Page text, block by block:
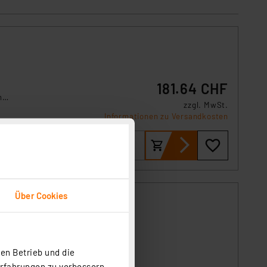
Über Cookies
Betrieb und die
181.64 CHF
zzgl. MwSt.
Informationen zu Versandkosten